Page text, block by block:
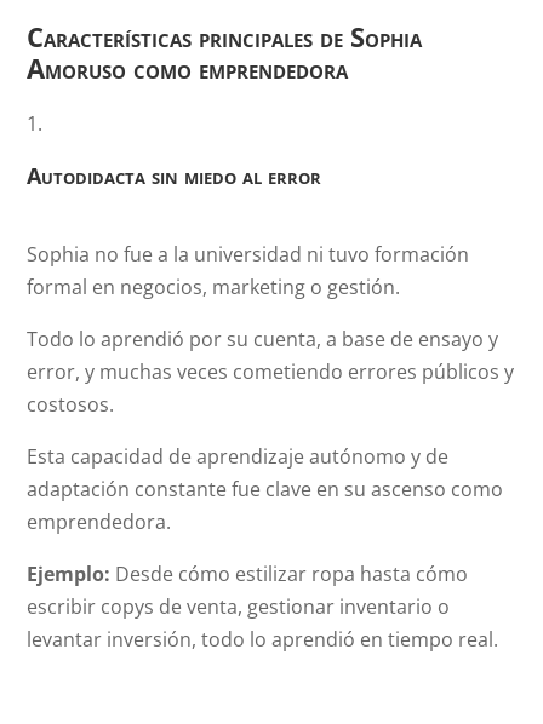
Características principales de Sophia
Amoruso como emprendedora
Autodidacta sin miedo al error
Sophia no fue a la universidad ni tuvo formación
formal en negocios, marketing o gestión.
Todo lo aprendió por su cuenta, a base de ensayo y
error, y muchas veces cometiendo errores públicos y
costosos.
Esta capacidad de aprendizaje autónomo y de
adaptación constante fue clave en su ascenso como
emprendedora.
Ejemplo: Desde cómo estilizar ropa hasta cómo
escribir copys de venta, gestionar inventario o
levantar inversión, todo lo aprendió en tiempo real.